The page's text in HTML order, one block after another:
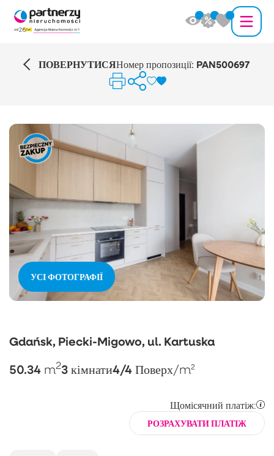
ПОВЕРНУТИСЯНомер пропозиції: PAN500697
УСІ ФОТОГРАФІЇ
Gdańsk, Piecki-Migowo, ul. Kartuska
50.34 m23 кімнати4/4 Поверх/m²
Щомісячний платіж:
РОЗРАХУВАТИ ПЛАТІЖ